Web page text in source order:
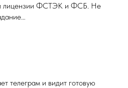
лицензии ФСТЭК и ФСБ. Не
телеграм и видит готовую